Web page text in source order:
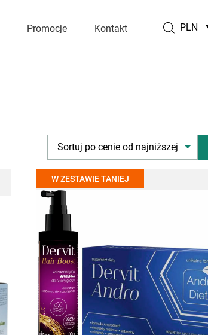
Promocje Kontakt PLN
Sortuj po cenie od najniższej
W ZESTAWIE TANIEJ